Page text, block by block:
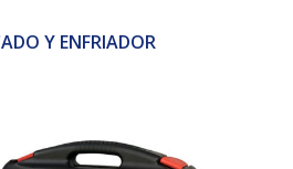
Y ENFRIADOR